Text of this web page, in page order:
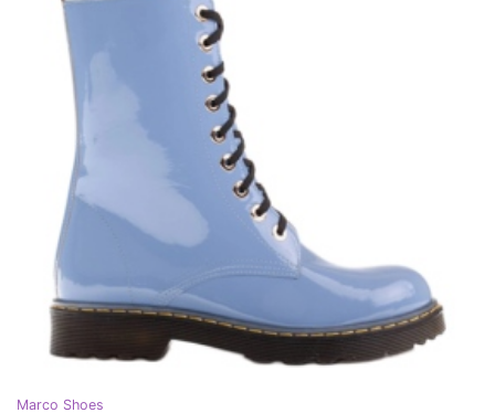
Marco Shoes